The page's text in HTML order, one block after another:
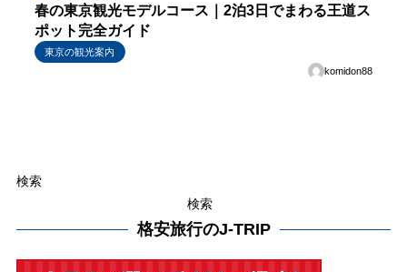
春の東京観光モデルコース｜2泊3日でまわる王道ス
ポット完全ガイド
東京の観光案内
komidon88
検索
検索
格安旅行のJ-TRIP